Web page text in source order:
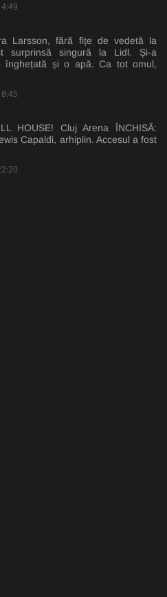
Larsson, fără fițe de vedetă la
surprinsă singură la Lidl. Și-a
înghețată și o apă. Ca tot omul,
HOUSE! Cluj Arena ÎNCHISĂ:
Capaldi, arhiplin. Accesul a fost